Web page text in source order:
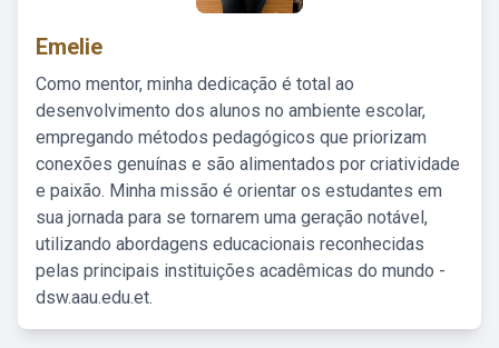
Emelie
Como mentor, minha dedicação é total ao
desenvolvimento dos alunos no ambiente escolar,
empregando métodos pedagógicos que priorizam
conexões genuínas e são alimentados por criatividade
e paixão. Minha missão é orientar os estudantes em
sua jornada para se tornarem uma geração notável,
utilizando abordagens educacionais reconhecidas
pelas principais instituições acadêmicas do mundo -
dsw.aau.edu.et.